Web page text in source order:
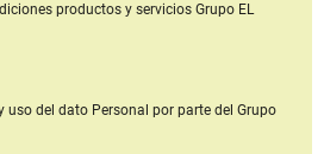
productos y serviciosGrupo EL
uso del dato Personal por parte del Grupo